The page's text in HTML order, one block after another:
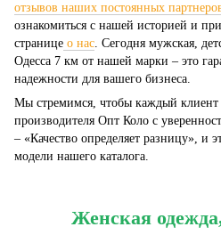
отзывов наших постоянных
ознакомиться с нашей историей и
странице о нас. Сегодня мужская,
Одесса 7 км от нашей марки – это
надежности для вашего бизнеса.
Мы стремимся, чтобы каждый
производителя Опт Коло с
– «Качество определяет разницу», и
модели нашего каталога.
Женская